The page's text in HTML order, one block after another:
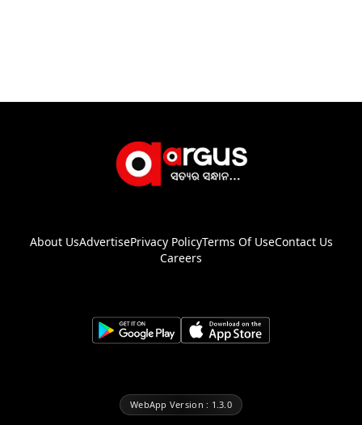
About UsAdvertisePrivacy PolicyTerms Of UseContact Us
Careers
WebApp Version : 1.3.0